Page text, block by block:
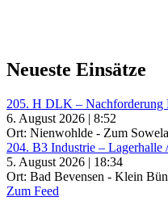
Neueste Einsätze
205. H DLK – Nachforderung
6. August 2026 | 8:52
Ort: Nienwohlde - Zum
204. B3 Industrie –
5. August 2026 | 18:34
Ort: Bad Bevensen - Klein
Zum Feed